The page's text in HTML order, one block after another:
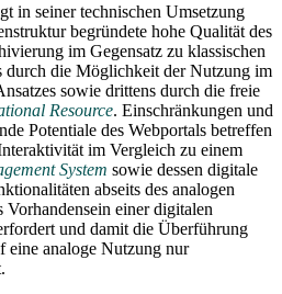
in seiner technischen Umsetzung
begründete hohe Qualität des
im Gegensatz zu klassischen
durch die Möglichkeit der Nutzung im
sowie drittens durch die freie
Resource. Einschränkungen und
Potentiale des Webportals betreffen
im Vergleich zu einem
System sowie dessen digitale
abseits des analogen
Vorhandensein einer digitalen
und damit die Überführung
eine analoge Nutzung nur